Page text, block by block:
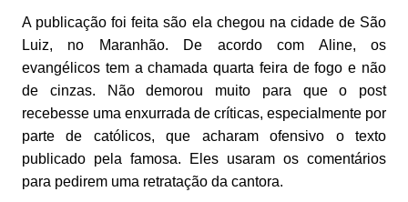
A publicação foi feita são ela chegou na cidade de São
Luiz, no Maranhão. De acordo com Aline, os
evangélicos tem a chamada quarta feira de fogo e não
de cinzas. Não demorou muito para que o post
recebesse uma enxurrada de críticas, especialmente por
parte de católicos, que acharam ofensivo o texto
publicado pela famosa. Eles usaram os comentários
para pedirem uma retratação da cantora.